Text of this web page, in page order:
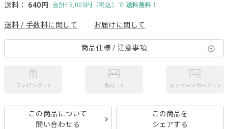
送料： 640円 合計15,000円（税込）で 送料無料！
送料 / 手数料に関して お届けに関して
商品仕様 / 注意事項
ラッピング：× 熨斗：× メッセージカード：×
この商品について
問い合わせる
この商品を
シェアする